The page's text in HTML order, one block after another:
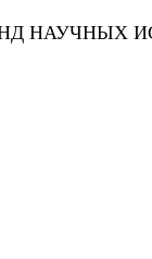
НАУЧНЫХ